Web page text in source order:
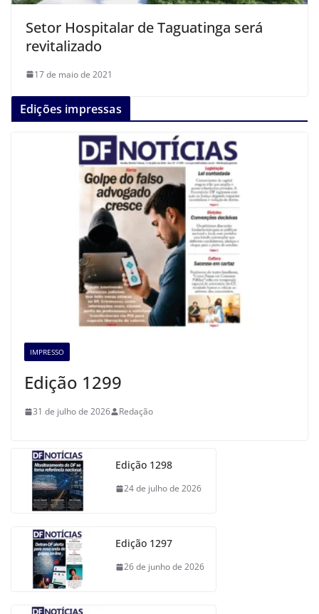
Setor Hospitalar de Taguatinga será
revitalizado
17 de maio de 2021
Edições impressas
IMPRESSO
Edição 1299
31 de julho de 2026 Redação
Edição 1298
24 de julho de 2026
Edição 1297
26 de junho de 2026